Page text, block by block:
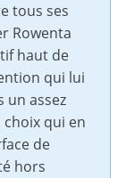
tous ses
Rowenta
haut de
qui lui
un assez
choix qui en
de
hors